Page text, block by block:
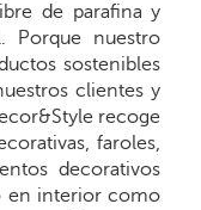
de parafina y
Porque nuestro
sostenibles
clientes y
recoge
faroles,
decorativos
en interior como